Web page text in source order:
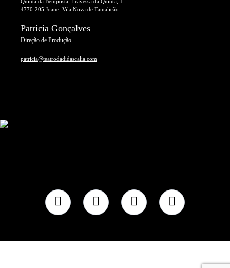
4770-205 Joane, Vila Nova de Famalicão
Patrícia Gonçalves
Direção de Produção
patricia@teatrodadidascalia.com